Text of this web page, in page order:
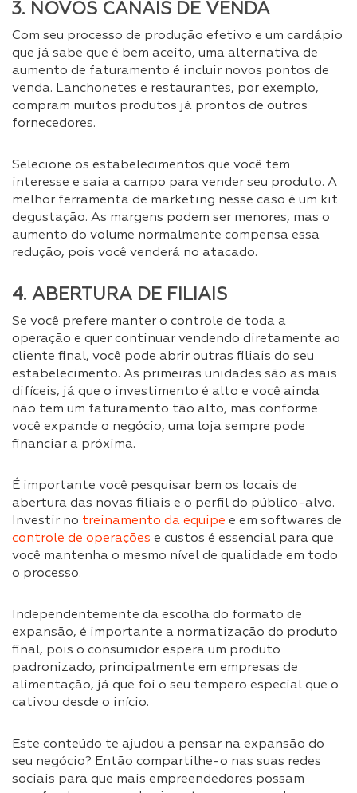
3. NOVOS CANAIS DE VENDA
Com seu processo de produção efetivo e um cardápio
que já sabe que é bem aceito, uma alternativa de
aumento de faturamento é incluir novos pontos de
venda. Lanchonetes e restaurantes, por exemplo,
compram muitos produtos já prontos de outros
fornecedores.
Selecione os estabelecimentos que você tem
interesse e saia a campo para vender seu produto. A
melhor ferramenta de marketing nesse caso é um kit
degustação. As margens podem ser menores, mas o
aumento do volume normalmente compensa essa
redução, pois você venderá no atacado.
4. ABERTURA DE FILIAIS
Se você prefere manter o controle de toda a
operação e quer continuar vendendo diretamente ao
cliente final, você pode abrir outras filiais do seu
estabelecimento. As primeiras unidades são as mais
difíceis, já que o investimento é alto e você ainda
não tem um faturamento tão alto, mas conforme
você expande o negócio, uma loja sempre pode
financiar a próxima.
É importante você pesquisar bem os locais de
abertura das novas filiais e o perfil do público-alvo.
Investir no treinamento da equipe e em softwares de
controle de operações e custos é essencial para que
você mantenha o mesmo nível de qualidade em todo
o processo.
Independentemente da escolha do formato de
expansão, é importante a normatização do produto
final, pois o consumidor espera um produto
padronizado, principalmente em empresas de
alimentação, já que foi o seu tempero especial que o
cativou desde o início.
Este conteúdo te ajudou a pensar na expansão do
seu negócio? Então compartilhe-o nas suas redes
sociais para que mais empreendedores possam